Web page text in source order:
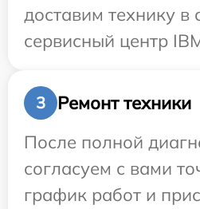
доставим технику в
сервисный центр
3
Ремонт техники
После полной
согласуем с вами
график работ и